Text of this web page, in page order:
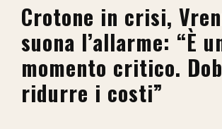
Giudiziaria
Politica
Sport
Crotone in crisi,
suona l’allarme: “È
momento critico.
ridurre i costi”